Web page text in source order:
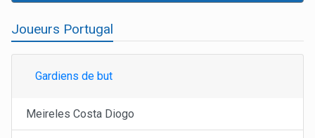
Joueurs Portugal
Gardiens de but
Meireles Costa Diogo